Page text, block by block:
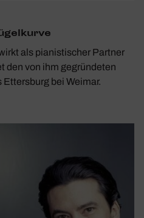
als pianistischer Partner
den von ihm gegründeten
bei Weimar.